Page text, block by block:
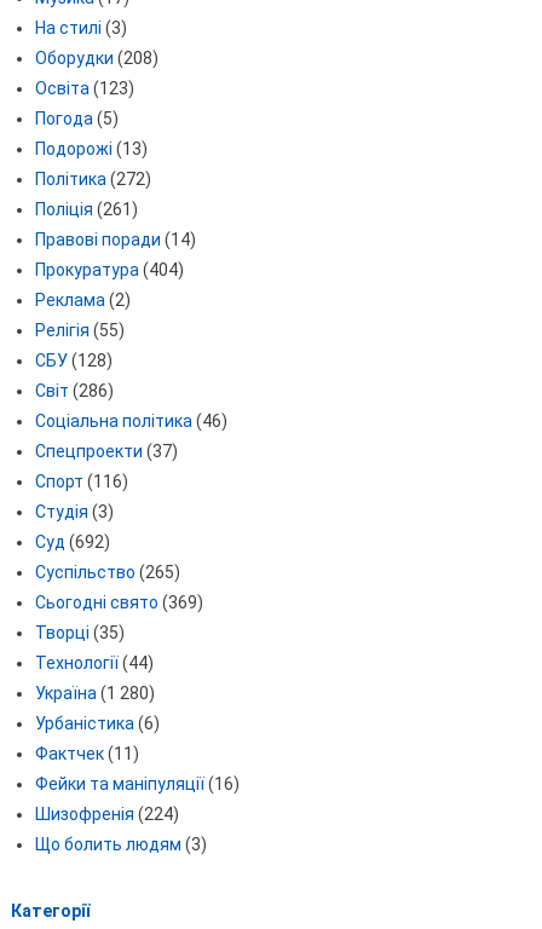
На стилі (3)
Оборудки (208)
Освіта (123)
Погода (5)
Подорожі (13)
Політика (272)
Поліція (261)
Правові поради (14)
Прокуратура (404)
Реклама (2)
Релігія (55)
СБУ(128)
Світ (286)
Соціальна політика (46)
Спецпроекти (37)
Спорт (116)
Студія (3)
Суд (692)
Суспільство (265)
Сьогодні свято (369)
Творці (35)
Технології(44)
Україна (1 280)
Урбаністика (6)
Фактчек(11)
Фейки та маніпуляції(16)
Шизофренія (224)
Що болить людям (3)
Категорії